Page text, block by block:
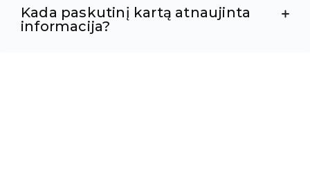
Kada paskutinį kartą atnaujinta
informacija?